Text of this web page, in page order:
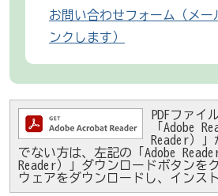
お問い合わせフォーム（メー
ンクします）
PDFファイ
「Adobe
Reader）
でない方は、左記の「Adobe
Reader）」ダウンロードボタンを
ウェアをダウンロードし、インス